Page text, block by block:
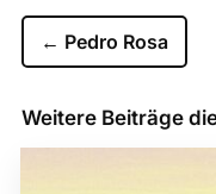
← Pedro Rosa
Weitere Beiträge